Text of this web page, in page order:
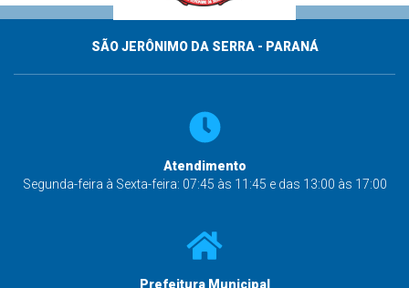
SÃO JERÔNIMO DA SERRA - PARANÁ
Atendimento
Segunda-feira à Sexta-feira: 07:45 às 11:45 e das 13:00 às 17:00
Prefeitura Municipal